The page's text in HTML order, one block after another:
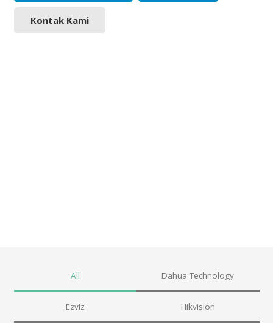
Kontak Kami
All Dahua Technology
Ezviz Hikvision